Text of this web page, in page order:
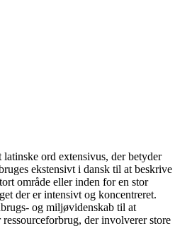
ord extensivus, der betyder
ekstensivt i dansk til at beskrive
område eller inden for en stor
der er intensivt og koncentreret.
og miljøvidenskab til at
der involverer store